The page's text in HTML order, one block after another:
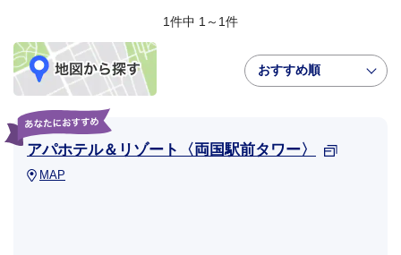
1件中 1～1件
おすすめ順
アパホテル＆リゾート〈両国駅前タワー〉
MAP